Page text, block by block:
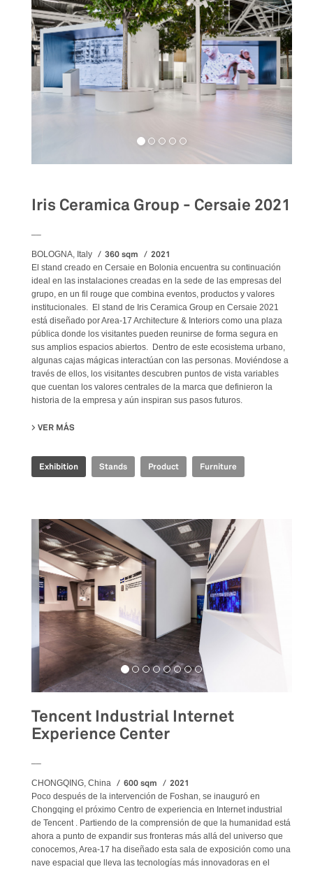
Iris Ceramica Group - Cersaie 2021
BOLOGNA, Italy 360 sqm 2021
El stand creado en Cersaie en Bolonia encuentra su continuación
ideal en las instalaciones creadas en la sede de las empresas del
grupo, en un fil rouge que combina eventos, productos y valores
institucionales. El stand de Iris Ceramica Group en Cersaie 2021
está diseñado por Area-17 Architecture & Interiors como una plaza
pública donde los visitantes pueden reunirse de forma segura en
sus amplios espacios abiertos. Dentro de este ecosistema urbano,
algunas cajas mágicas interactúan con las personas. Moviéndose a
través de ellos, los visitantes descubren puntos de vista variables
que cuentan los valores centrales de la marca que definieron la
historia de la empresa y aún inspiran sus pasos futuros.
VER MÁS
Exhibition Stands Product Furniture
Tencent Industrial Internet
Experience Center
CHONGQING, China 600 sqm 2021
Poco después de la intervención de Foshan, se inauguró en
Chongqing el próximo Centro de experiencia en Internet industrial
de Tencent . Partiendo de la comprensión de que la humanidad está
ahora a punto de expandir sus fronteras más allá del universo que
conocemos, Area-17 ha diseñado esta sala de exposición como una
nave espacial que lleva las tecnologías más innovadoras en el